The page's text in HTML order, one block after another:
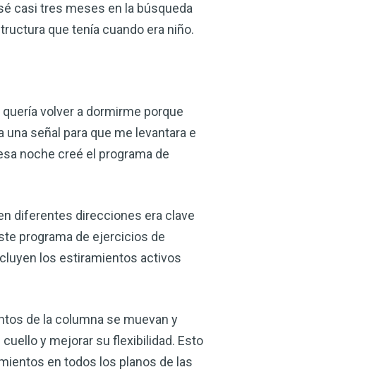
casi tres meses en la búsqueda
que tenía cuando era niño.
volver a dormirme porque
señal para que me levantara e
noche creé el programa de
diferentes direcciones era clave
programa de ejercicios de
los estiramientos activos
de la columna se muevan y
y mejorar su flexibilidad. Esto
en todos los planos de las